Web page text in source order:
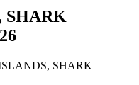
SHARK
SHARK